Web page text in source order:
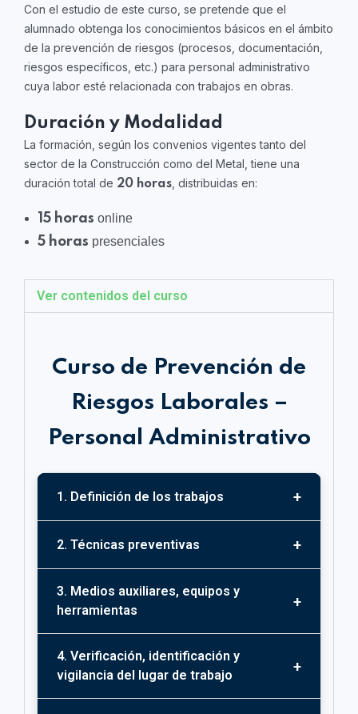
Con el estudio de este curso, se pretende que el
alumnado obtenga los conocimientos básicos en el ámbito
de la prevención de riesgos (procesos, documentación,
riesgos específicos, etc.) para personal administrativo
cuya labor esté relacionada con trabajos en obras.
Duración y Modalidad
La formación, según los convenios vigentes tanto del
sector de la Construcción como del Metal, tiene una
duración total de 20 horas , distribuidas en:
15 horas online
5 horas presenciales
Ver contenidos del curso
Curso de Prevención de
Riesgos Laborales –
Personal Administrativo
1. Definición de los trabajos
1.1 Labor del secretario del comité de
seguridad y salud
procedimientos
2. Técnicas preventivas
2.1 Protección colectiva y equipos de
protección individual
2.3 Medidas de emergencia.
Conocimientos básicos
2.4 Primeros auxilios y mantenimiento
3. Medios auxiliares, equipos y
herramientas
3.1 Mobiliario adecuado frente a
riesgos posturales y ergonómicos
4. Verificación, identificación y
vigilancia del lugar de trabajo